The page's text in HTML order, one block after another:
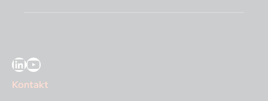
LinkedIn YouTube
Kontakt